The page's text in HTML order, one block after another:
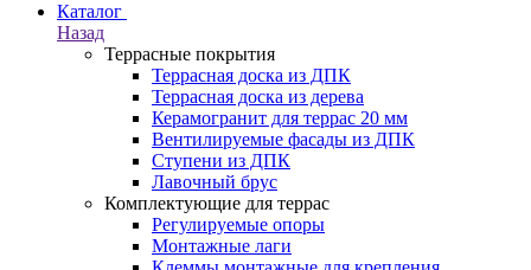
Каталог
Назад
Террасные покрытия
Террасная доска из ДПК
Террасная доска из дерева
Керамогранит для террас 20 мм
Вентилируемые фасады из ДПК
Ступени из ДПК
Лавочный брус
Комплектующие для террас
Регулируемые опоры
Монтажные лаги